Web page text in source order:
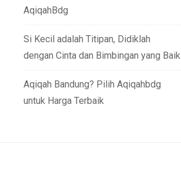
AqiqahBdg
Si Kecil adalah Titipan, Didiklah
dengan Cinta dan Bimbingan yang Baik
Aqiqah Bandung? Pilih Aqiqahbdg
untuk Harga Terbaik